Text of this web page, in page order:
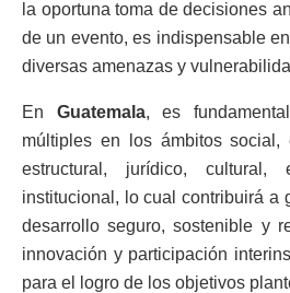
la oportuna toma de decisiones
de un evento, es indispensable
diversas amenazas y
En Guatemala, es
múltiples en los ámbitos social,
estructural, jurídico, cultural,
institucional, lo cual contribuirá a
desarrollo seguro, sostenible y
innovación y participación
para el logro de los objetivos